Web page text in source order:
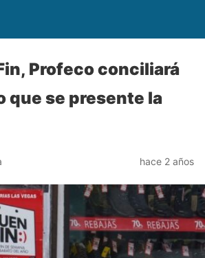
Profeco conciliará
que se presente la
hace 2 años